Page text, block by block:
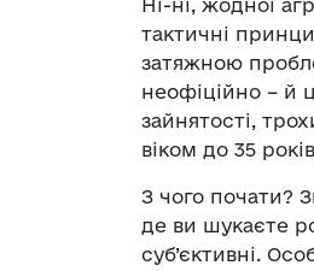
Ні-ні, жодної
тактичні
затяжною
неофіційно – й
зайнятості,
віком до 35
З чого почати?
де ви шукаєте
суб’єктивні.